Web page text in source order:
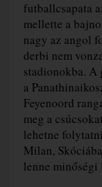
futballcsapata
mellette a
nagy az angol
derbi nem
stadionokba. A
a
Feyenoord
meg a
lehetne
Milan,
lenne minőségi